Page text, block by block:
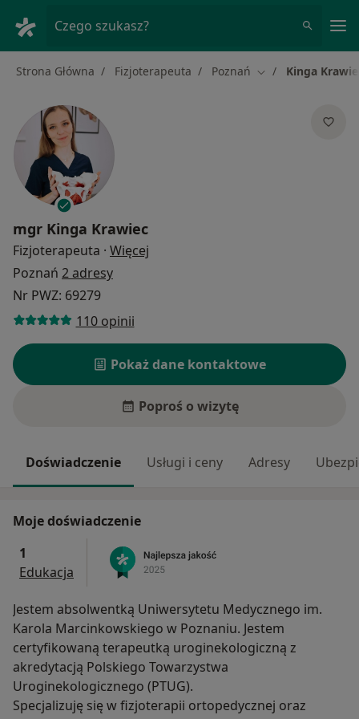
Czego szukasz?
Strona Główna Fizjoterapeuta Poznań Zmień miasto
Kinga
mgr Kinga Krawiec
Fizjoterapeuta · Więcej
Poznań 2 adresy
Nr PWZ: 69279
110 opinii
Pokaż dane kontaktowe
Poproś o wizytę
Doświadczenie Usługi i ceny Adresy
Moje doświadczenie
1
Edukacja
Jestem absolwentką Uniwersytetu Medycznego im.
Karola Marcinkowskiego w Poznaniu. Jestem
certyfikowaną terapeutką uroginekologiczną z
akredytacją Polskiego Towarzystwa
Uroginekologicznego (PTUG).
Specjalizuję się w fizjoterapii ortopedycznej oraz